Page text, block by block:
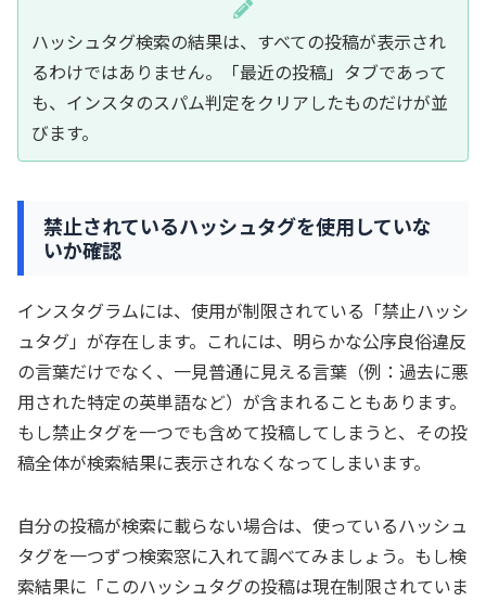
ハッシュタグ検索の結果は、すべての投稿が表示され
るわけではありません。「最近の投稿」タブであって
も、インスタのスパム判定をクリアしたものだけが並
びます。
禁止されているハッシュタグを使用していな
いか確認
インスタグラムには、使用が制限されている「禁止ハッシ
ュタグ」が存在します。これには、明らかな公序良俗違反
の言葉だけでなく、一見普通に見える言葉（例：過去に悪
用された特定の英単語など）が含まれることもあります。
もし禁止タグを一つでも含めて投稿してしまうと、その投
稿全体が検索結果に表示されなくなってしまいます。
自分の投稿が検索に載らない場合は、使っているハッシュ
タグを一つずつ検索窓に入れて調べてみましょう。もし検
索結果に「このハッシュタグの投稿は現在制限されていま